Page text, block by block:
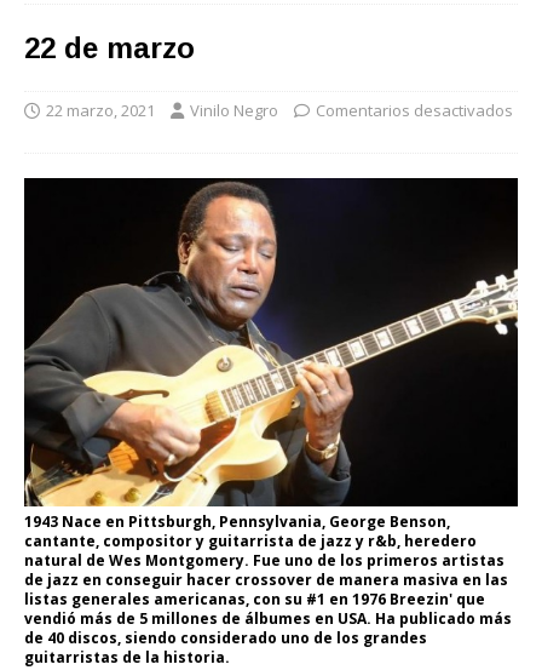
22 de marzo
22 marzo, 2021 Vinilo Negro Comentarios desactivados
1943 Nace en Pittsburgh, Pennsylvania, George Benson,
cantante, compositor y guitarrista de jazz y r&b, heredero
natural de Wes Montgomery. Fue uno de los primeros artistas
de jazz en conseguir hacer crossover de manera masiva en las
listas generales americanas, con su #1 en 1976 Breezin' que
vendió más de 5 millones de álbumes en USA. Ha publicado más
de 40 discos, siendo considerado uno de los grandes
guitarristas de la historia.